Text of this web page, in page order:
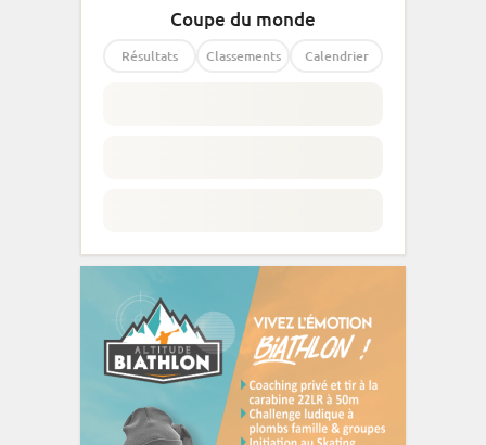
Coupe du monde
Résultats Classements Calendrier